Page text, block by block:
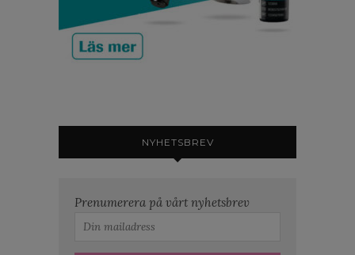
NYHETSBREV
Prenumerera på vårt nyhetsbrev